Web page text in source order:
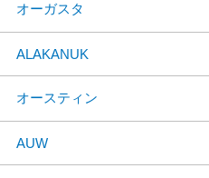
オーガスタ
ALAKANUK
オースティン
AUW